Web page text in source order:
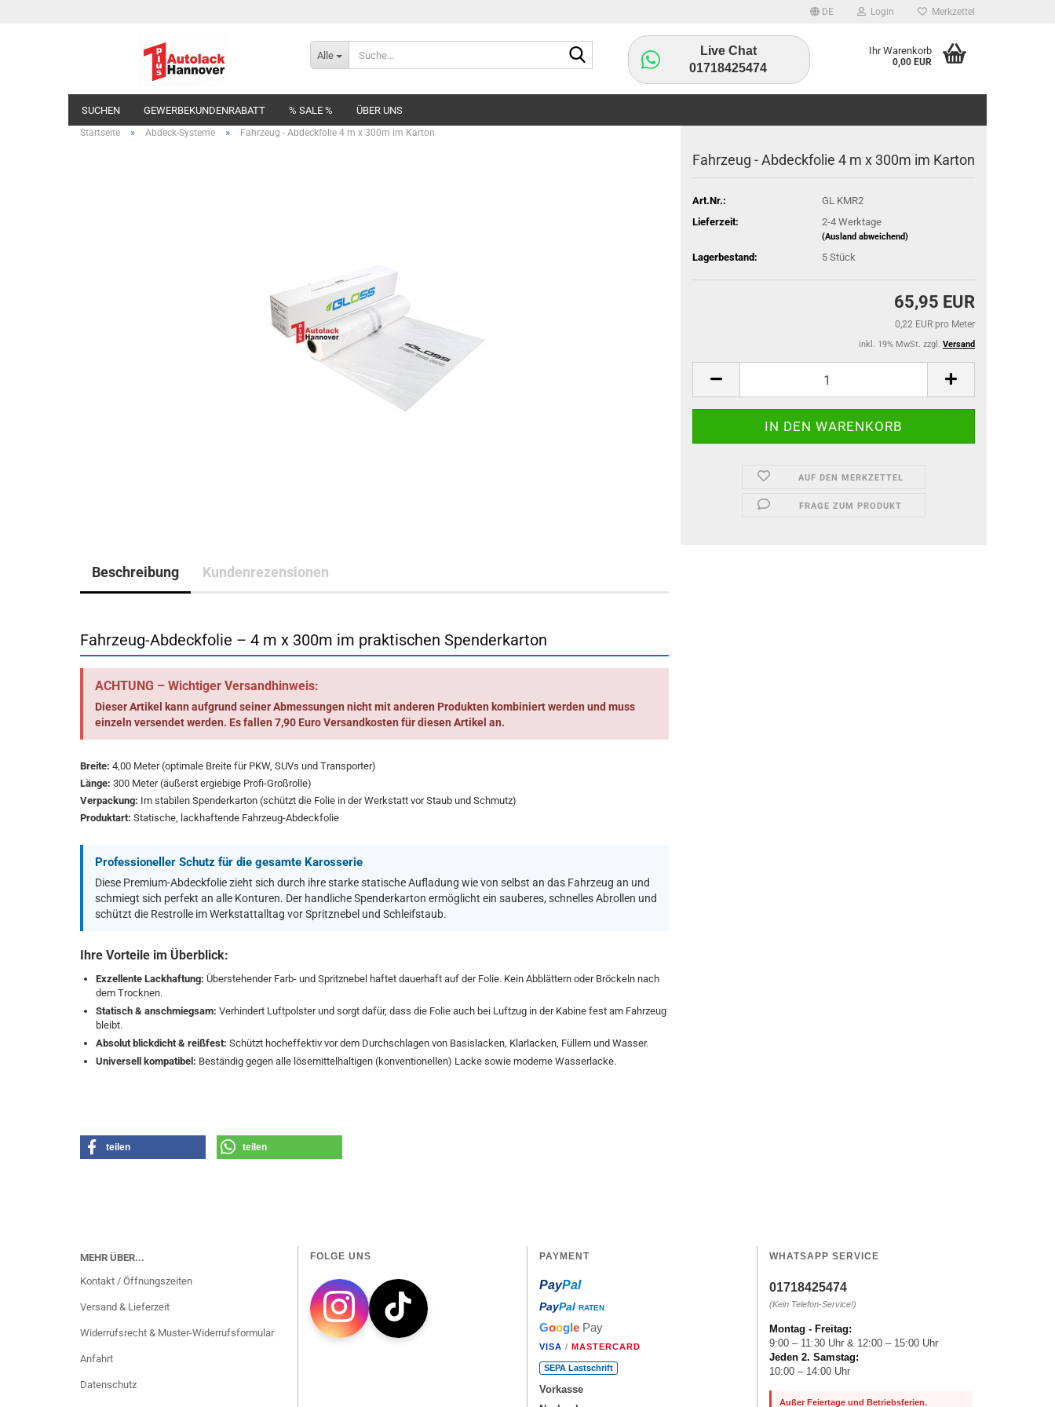
DE Login Merkzettel
Alle
Live Chat
01718425474
Ihr Warenkorb
0,00 EUR
SUCHEN GEWERBEKUNDENRABATT % SALE % ÜBER UNS
Startseite » Abdeck-Systeme » Fahrzeug - Abdeckfolie 4 m x 300m im Karton
Fahrzeug - Abdeckfolie 4 m x 300m im Karton
Art.Nr.:
GL KMR2
Lieferzeit:
2-4 Werktage
(Ausland abweichend)
Lagerbestand: 5 Stück
65,95 EUR
0,22 EUR pro Meter
inkl. 19% MwSt. zzgl. Versand
AUF DEN MERKZETTEL
FRAGE ZUM PRODUKT
Beschreibung Kundenrezensionen
Fahrzeug-Abdeckfolie – 4 m x 300m im praktischen Spenderkarton
ACHTUNG – Wichtiger Versandhinweis:
Dieser Artikel kann aufgrund seiner Abmessungen nicht mit anderen Produkten kombiniert werden und muss
einzeln versendet werden. Es fallen 7,90 Euro Versandkosten für diesen Artikel an.
Breite: 4,00 Meter (optimale Breite für PKW, SUVs und Transporter)
Länge: 300 Meter (äußerst ergiebige Profi-Großrolle)
Verpackung: Im stabilen Spenderkarton (schützt die Folie in der Werkstatt vor Staub und Schmutz)
Produktart: Statische, lackhaftende Fahrzeug-Abdeckfolie
Professioneller Schutz für die gesamte Karosserie
Diese Premium-Abdeckfolie zieht sich durch ihre starke statische Aufladung wie von selbst an das Fahrzeug an und
schmiegt sich perfekt an alle Konturen. Der handliche Spenderkarton ermöglicht ein sauberes, schnelles Abrollen und
schützt die Restrolle im Werkstattalltag vor Spritznebel und Schleifstaub.
Ihre Vorteile im Überblick:
Exzellente Lackhaftung: Überstehender Farb- und Spritznebel haftet dauerhaft auf der Folie. Kein Abblättern oder Bröckeln nach
dem Trocknen.
Statisch & anschmiegsam: Verhindert Luftpolster und sorgt dafür, dass die Folie auch bei Luftzug in der Kabine fest am Fahrzeug
bleibt.
Absolut blickdicht & reißfest: Schützt hocheffektiv vor dem Durchschlagen von Basislacken, Klarlacken, Füllern und Wasser.
Universell kompatibel: Beständig gegen alle lösemittelhaltigen (konventionellen) Lacke sowie moderne Wasserlacke.
teilen teilen
MEHR ÜBER...
Kontakt / Öffnungszeiten
Versand & Lieferzeit
Widerrufsrecht & Muster-Widerrufsformular
Anfahrt
Datenschutz
FOLGE UNS PAYMENT
PayPal
PayPal RATEN
Google Pay
VISA / MASTERCARD
SEPA Lastschrift
Vorkasse
WHATSAPP SERVICE
01718425474
(Kein Telefon-Service!)
Montag - Freitag:
9:00 – 11:30 Uhr & 12:00 – 15:00 Uhr
Jeden 2. Samstag:
10:00 – 14:00 Uhr
Außer Feiertage und Betriebsferien.